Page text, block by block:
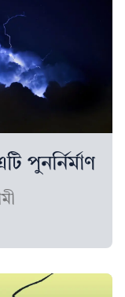
পুনর্নির্মাণ